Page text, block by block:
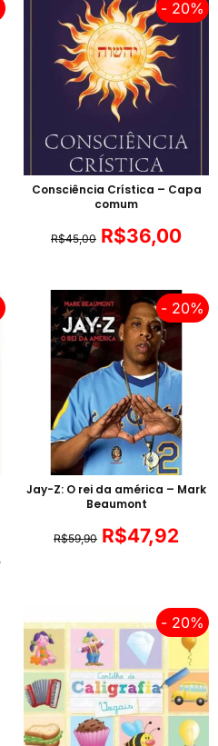
- 20%
Consciência Crística – Capa
comum
R$45,00 R$36,00
- 20%
Jay-Z: O rei da américa – Mark
Beaumont
R$59,90 R$47,92
- 20%